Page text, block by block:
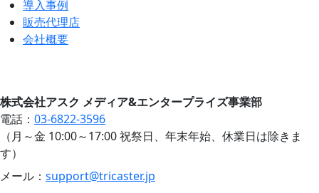
導入事例
販売代理店
会社概要
株式会社アスク メディア&エンタープライズ事業部
電話： 03-6822-3596
（月～金 10:00～17:00 祝祭日、年末年始、休業日は除きま
す）
メール： support@tricaster.jp